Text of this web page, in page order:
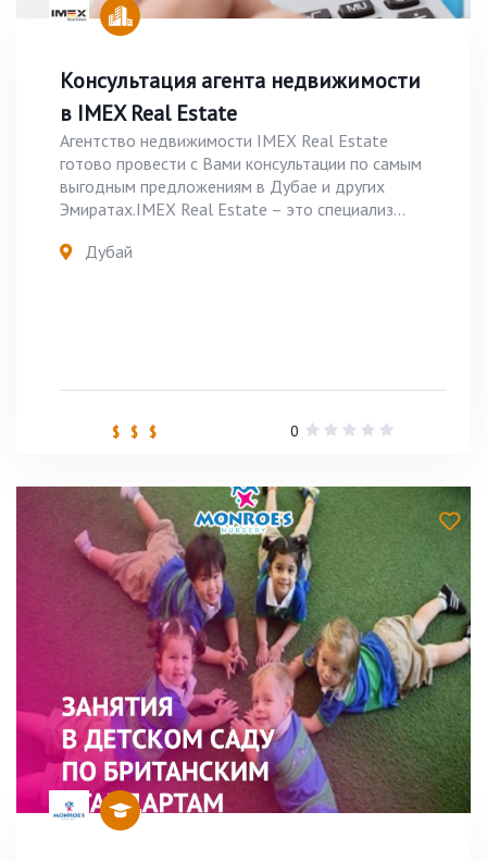
Консультация агента недвижимости
в IMEX Real Estate
Агентство недвижимости IMEX Real Estate
готово провести с Вами консультации по самым
выгодным предложениям в Дубае и других
Эмиратах.IMEX Real Estate – это специализ...
Дубай
$ $ $ 0